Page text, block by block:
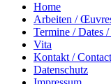
Home
Arbeiten /
Termine / Dates
Vita
Kontakt / Contact
Datenschutz